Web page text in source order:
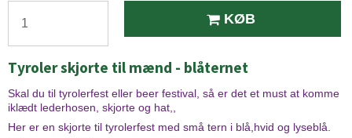
KØB
Tyroler skjorte til mænd - blåternet
Skal du til tyrolerfest eller beer festival, så er det et must at komme
iklædt lederhosen, skjorte og hat,,
Her er en skjorte til tyrolerfest med små tern i blå,hvid og lyseblå.